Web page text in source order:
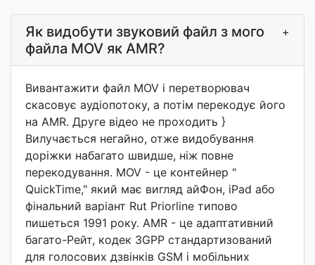
Як видобути звуковий файл з мого
файла MOV як AMR?
+
Вивантажити файл MOV і перетворювач
скасовує аудіопотоку, а потім перекодує його
на AMR. Друге відео не проходить }
Вилучається негайно, отже видобування
доріжки набагато швидше, ніж повне
перекодування. MOV - це контейнер "
QuickTime," який має вигляд айФон, iPad або
фінальний варіант Rut Priorline типово
пишеться 1991 року. AMR - це адаптативний
багато-Рейт, кодек 3GPP стандартизований
для голосових дзвінків GSM і мобільних